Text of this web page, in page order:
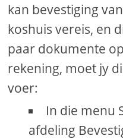
kan bevestiging
koshuis vereis, en
paar dokumente
rekening, moet jy
voer:
In die menu
afdeling